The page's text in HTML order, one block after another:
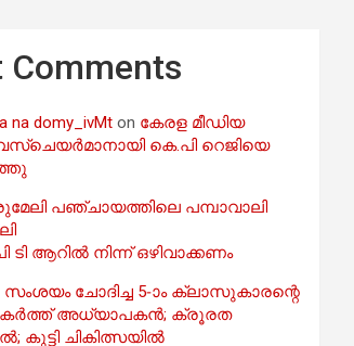
Comments
na domy_ivMt on കേരള മീഡിയ
കെ.പി റെജിയെ
പഞ്ചായത്തിലെ പമ്പാവാലി
ആറിൽ നിന്ന് ഒഴിവാക്കണം
സംശയം ചോദിച്ച 5-ാം ക്ലാസുകാരന്റെ
അധ്യാപകൻ; ക്രൂരത
കുട്ടി ചികിത്സയിൽ